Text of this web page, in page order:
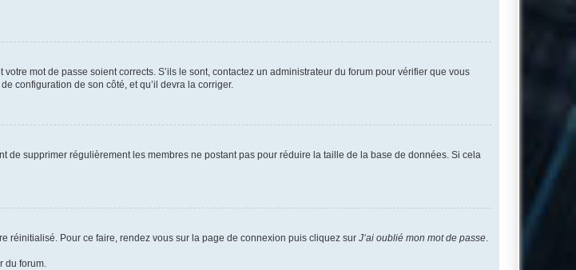
mot de passe soient corrects. S’ils le sont, contactez un administrateur du forum pour vérifier que vous
configuration de son côté, et qu’il devra la corriger.
de supprimer régulièrement les membres ne postant pas pour réduire la taille de la base de données. Si cela
réinitialisé. Pour ce faire, rendez vous sur la page de connexion puis cliquez sur J’ai oublié mon mot de passe
du forum.